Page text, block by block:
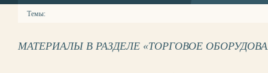
Темы:
МАТЕРИАЛЫ В РАЗДЕЛЕ «ТОРГОВОЕ